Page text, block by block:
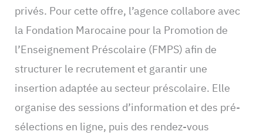
privés. Pour cette offre, l’agence collabore avec
la Fondation Marocaine pour la Promotion de
l’Enseignement Préscolaire (FMPS) afin de
structurer le recrutement et garantir une
insertion adaptée au secteur préscolaire. Elle
organise des sessions d’information et des pré-
sélections en ligne, puis des rendez-vous